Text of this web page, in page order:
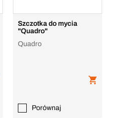
Szczotka do mycia
"Quadro"
Quadro
Porównaj